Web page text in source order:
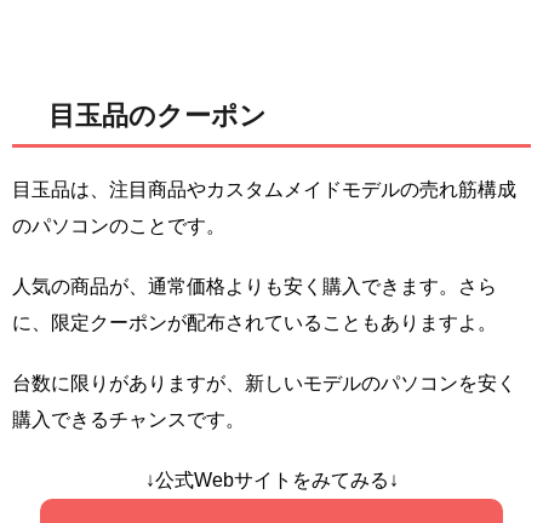
目玉品のクーポン
目玉品は、注目商品やカスタムメイドモデルの売れ筋構成
のパソコンのことです。
人気の商品が、通常価格よりも安く購入できます。さら
に、限定クーポンが配布されていることもありますよ。
台数に限りがありますが、新しいモデルのパソコンを安く
購入できるチャンスです。
↓公式Webサイトをみてみる↓